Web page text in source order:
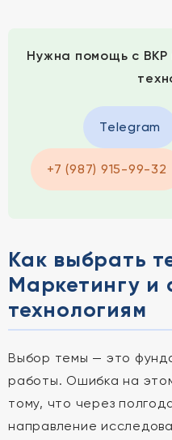
Нужна помощь с
Telegram
+7 (987) 915-99-32
Как выбрать
Маркетингу
технологиям
Выбор темы — это
работы. Ошибка на
тому, что через
направление